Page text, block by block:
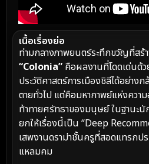
เนื้อเรื่องย่อ
ท่ามกลางภาพยนตร์ระทึกขวัญที่สร้า
“Colonia” คือผลงานที่โดดเด่นด้
ประวัติศาสตร์การเมืองชิลีได้อย่า
ตายทั่วไป แต่คือมหากาพย์แห่งควา
ท้าทายศรัทธาของมนุษย์ ในฐานะ
ยกให้เรื่องนี้เป็น “Deep
เสพงานดราม่าชั้นครูที่สอดแทรกป
แหลมคม